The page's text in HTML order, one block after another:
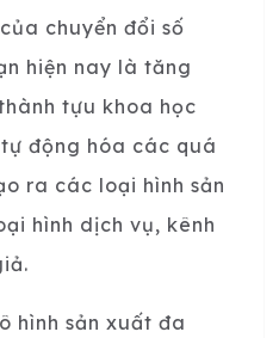
chuyển đổi số
hiện nay là tăng
tựu khoa học
động hóa các quá
ra các loại hình sản
hình dịch vụ, kênh
hình sản xuất đa